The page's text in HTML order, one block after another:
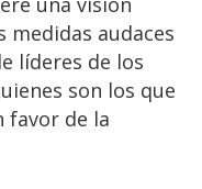
medidas audaces
líderes de los
son los que
favor de la